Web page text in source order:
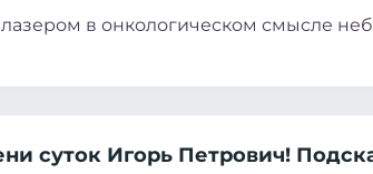
в онкологическом смысле
суток Игорь Петрович!